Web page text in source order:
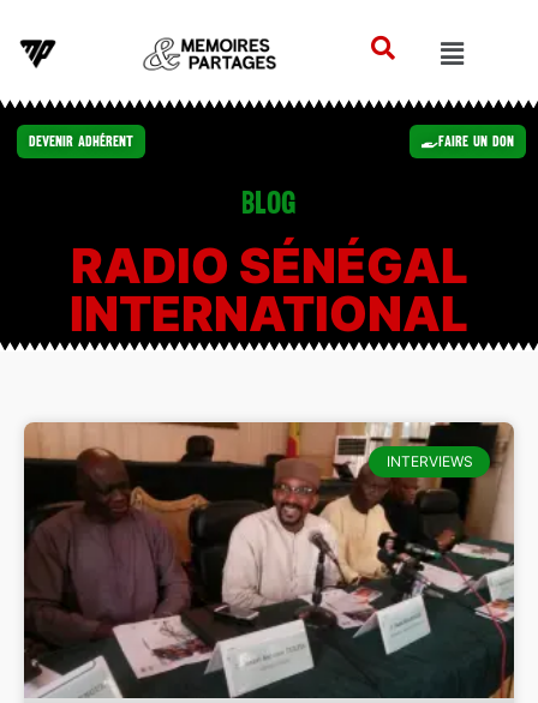
Devenir Adhérent Faire un Don
Blog
RADIO SÉNÉGAL
INTERNATIONAL
INTERVIEWS